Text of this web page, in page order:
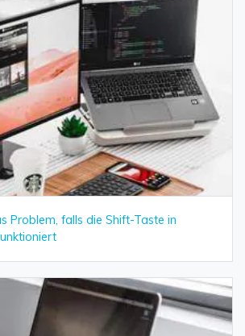
Problem, falls die Shift-Taste in